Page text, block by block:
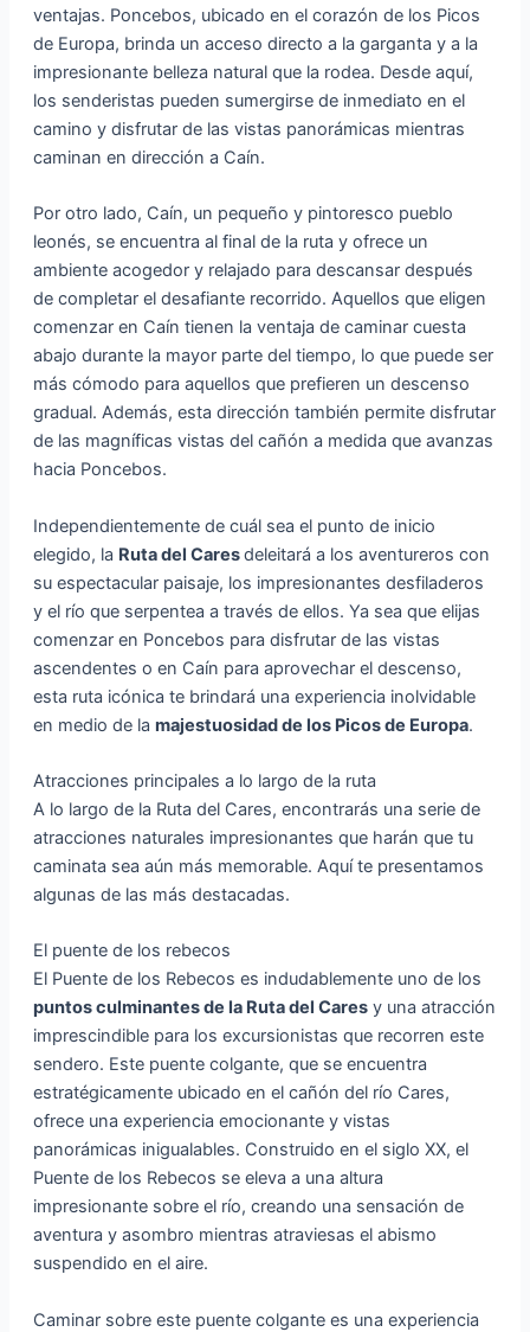
ventajas. Poncebos, ubicado en el corazón de los Picos
de Europa, brinda un acceso directo a la garganta y a la
impresionante belleza natural que la rodea. Desde aquí,
los senderistas pueden sumergirse de inmediato en el
camino y disfrutar de las vistas panorámicas mientras
caminan en dirección a Caín.
Por otro lado, Caín, un pequeño y pintoresco pueblo
leonés, se encuentra al final de la ruta y ofrece un
ambiente acogedor y relajado para descansar después
de completar el desafiante recorrido. Aquellos que eligen
comenzar en Caín tienen la ventaja de caminar cuesta
abajo durante la mayor parte del tiempo, lo que puede ser
más cómodo para aquellos que prefieren un descenso
gradual. Además, esta dirección también permite disfrutar
de las magníficas vistas del cañón a medida que avanzas
hacia Poncebos.
Independientemente de cuál sea el punto de inicio
elegido, la Ruta del Caresdeleitará a los aventureros con
su espectacular paisaje, los impresionantes desfiladeros
y el río que serpentea a través de ellos. Ya sea que elijas
comenzar en Poncebos para disfrutar de las vistas
ascendentes o en Caín para aprovechar el descenso,
esta ruta icónica te brindará una experiencia inolvidable
en medio de la majestuosidad de los Picos de Europa.
Atracciones principales a lo largo de la ruta
A lo largo de la Ruta del Cares, encontrarás una serie de
atracciones naturales impresionantes que harán que tu
caminata sea aún más memorable. Aquí te presentamos
algunas de las más destacadas.
El puente de los rebecos
El Puente de los Rebecos es indudablemente uno de los
puntos culminantes de la Ruta del Caresy una atracción
imprescindible para los excursionistas que recorren este
sendero. Este puente colgante, que se encuentra
estratégicamente ubicado en el cañón del río Cares,
ofrece una experiencia emocionante y vistas
panorámicas inigualables. Construido en el siglo XX, el
Puente de los Rebecos se eleva a una altura
impresionante sobre el río, creando una sensación de
aventura y asombro mientras atraviesas el abismo
suspendido en el aire.
Caminar sobre este puente colgante es una experiencia